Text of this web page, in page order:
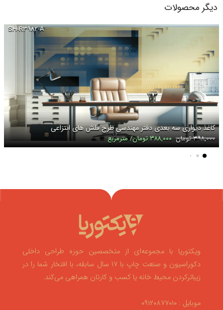
دیگر محصولات
SH-R۳۹۸۲-A
کاغذ دیواری سه بعدی دفتر مهندسی طرح فلش های انتزاعی
۳۹۸,۰۰۰ تومان ۳۸۸,۰۰۰ تومان/ مترمربع
ویکتوریا با مجموعه‌ای از متخصصین حوزه طراحی داخلی
دکوراسیون و صنعت چاپ با ۱۷ سال سابقه، با افتخار شما را در
زیباترکردن محیط خانه یا کسب و کارتان همراهی می‌کند.
موبایل : ۰۹۱۲۰۸۷۷۰۱۰